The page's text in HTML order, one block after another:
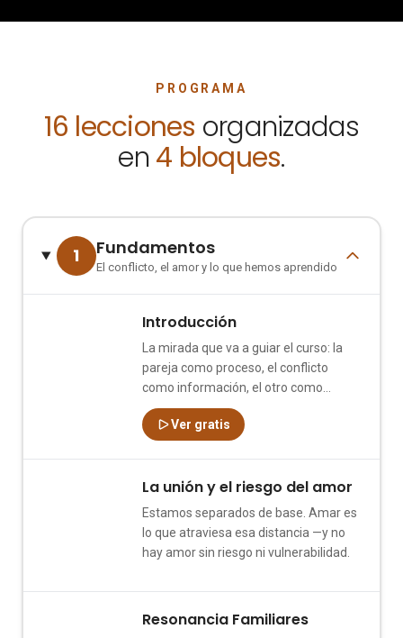
PROGRAMA
16 lecciones organizadas
en4 bloques.
1 Fundamentos
El conflicto, el amor y lo que hemos aprendido
Introducción
La mirada que va a guiar el curso: la
pareja como proceso, el conflicto
como información, el otro como
espejo.
Ver gratis
La unión y el riesgo del amor
Estamos separados de base. Amar es
lo que atraviesa esa distancia —y no
hay amor sin riesgo ni vulnerabilidad.
Resonancia Familiares